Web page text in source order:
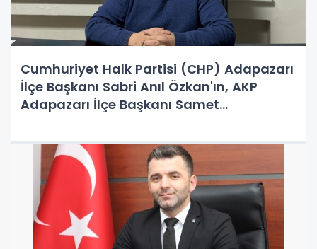
Cumhuriyet Halk Partisi (CHP) Adapazarı
İlçe Başkanı Sabri Anıl Özkan'ın, AKP
Adapazarı İlçe Başkanı Samet